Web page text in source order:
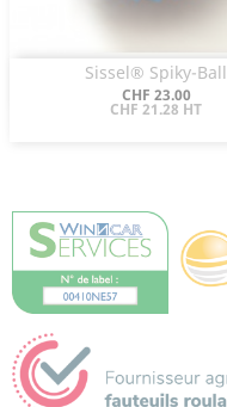
Sissel® Spiky-Ball
Prix
CHF 23.00
CHF 21.28 HT
Aperçu rapide